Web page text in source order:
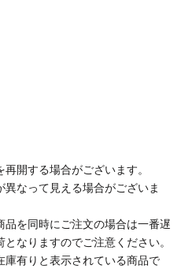
開する場合がございます。
なって見える場合がございま
を同時にご注文の場合は一番遅
なりますのでご注意ください。
有りと表示されている商品で